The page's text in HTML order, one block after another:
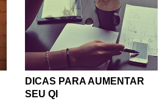
DICAS PARA AUMENTAR
SEU QI